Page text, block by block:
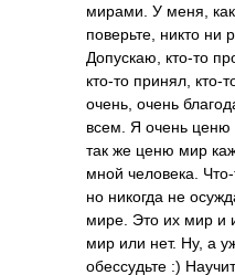
мирами. У меня,
поверьте, никто ни
Допускаю, кто-то
кто-то принял, кто-
очень, очень
всем. Я очень
так же ценю мир
мной человека.
но никогда не
мире. Это их мир и
мир или нет. Ну, а
обессудьте :)